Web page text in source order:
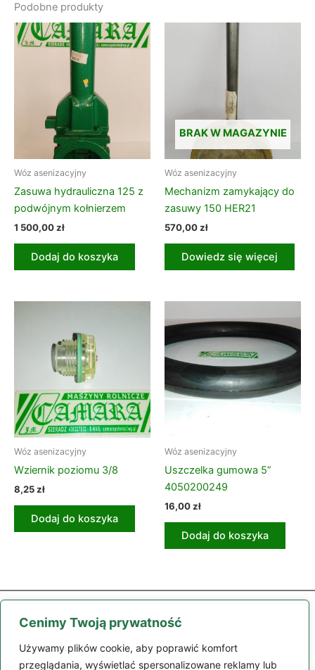
Cenimy Twoją prywatność
Używamy plików cookie, aby poprawić komfort
przeglądania, wyświetlać spersonalizowane reklamy lub
Podobne produkty
Wóz asenizacyjny
Zasuwa hydrauliczna 125 z
podwójnym kołnierzem
1 500,00zł
Dodaj do koszyka
BRAK W MAGAZYNIE
Wóz asenizacyjny
Mechanizm zamykający do
zasuwy 150 HER21
570,00zł
Dowiedz się więcej
Wóz asenizacyjny
Wziernik poziomu 3/8
8,25zł
Dodaj do koszyka
Wóz asenizacyjny
Uszczelka gumowa 5”
4050200249
16,00zł
Dodaj do koszyka